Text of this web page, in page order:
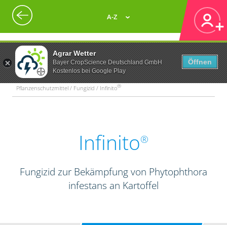
Agrar Wetter
Bayer CropScience Deutschland GmbH
Kostenlos bei Google Play
Öffnen
A-Z
Pflanzenschutzmittel / Fungizid / Infinito®
Infinito®
Fungizid zur Bekämpfung von Phytophthora
infestans an Kartoffel